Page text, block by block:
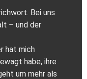
Bei uns
– und der
hat mich
habe, ihre
um mehr als